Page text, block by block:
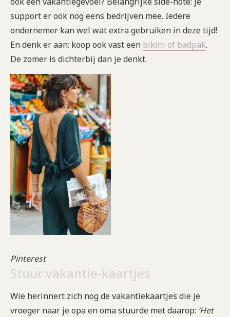
support er ook nog eens bedrijven mee. Iedere
ondernemer kan wel wat extra gebruiken in deze tijd!
En denk er aan: koop ook vast een bikini of badpak.
De zomer is dichterbij dan je denkt.
Pinterest
Stuur vakantie-kaartjes
Wie herinnert zich nog de vakantiekaartjes die je
vroeger naar je opa en oma stuurde met daarop: ‘Het